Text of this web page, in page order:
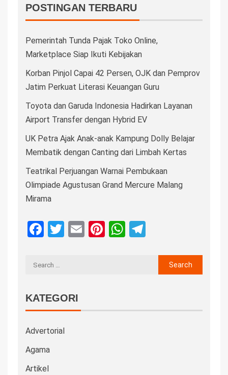
POSTINGAN TERBARU
Pemerintah Tunda Pajak Toko Online,
Marketplace Siap Ikuti Kebijakan
Korban Pinjol Capai 42 Persen, OJK dan Pemprov
Jatim Perkuat Literasi Keuangan Guru
Toyota dan Garuda Indonesia Hadirkan Layanan
Airport Transfer dengan Hybrid EV
UK Petra Ajak Anak-anak Kampung Dolly Belajar
Membatik dengan Canting dari Limbah Kertas
Teatrikal Perjuangan Warnai Pembukaan
Olimpiade Agustusan Grand Mercure Malang
Mirama
Facebook
Twitter
EmailPinterest
WhatsApp
KATEGORI
Advertorial
Agama
Artikel